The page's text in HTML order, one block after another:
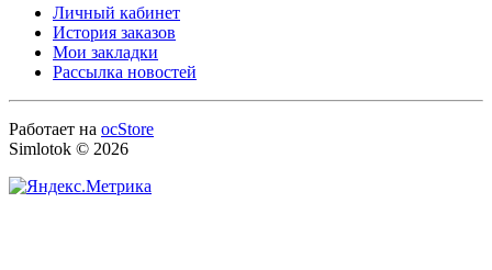
Личный кабинет
История заказов
Мои закладки
Рассылка новостей
Работает на ocStore
Simlotok © 2026